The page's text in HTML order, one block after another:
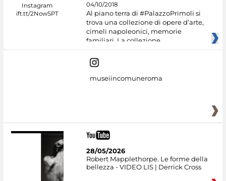
04/10/2018
Al piano terra di #PalazzoPrimoli si
trova una collezione di opere d’arte,
cimeli napoleonici, memorie
familiari. La collezione
museiincomuneroma
28/05/2026
Robert Mapplethorpe. Le forme della
bellezza - VIDEO LIS | Derrick Cross